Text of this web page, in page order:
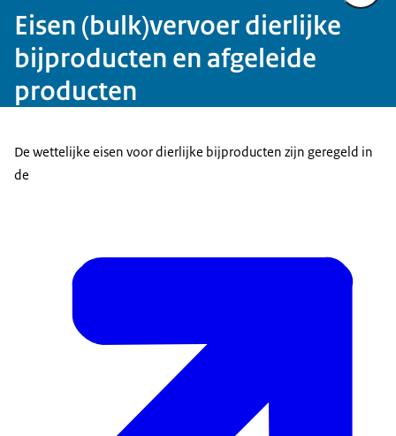
Eisen (bulk)vervoer dierlijke
bijproducten en afgeleide
producten
De wettelijke eisen voor dierlijke bijproducten zijn geregeld in
de